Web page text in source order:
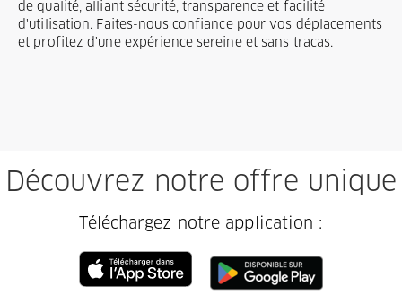
de qualité, alliant sécurité, transparence et facilité
d'utilisation. Faites-nous confiance pour vos déplacements
et profitez d'une expérience sereine et sans tracas.
Découvrez notre offre unique
Téléchargez notre application :